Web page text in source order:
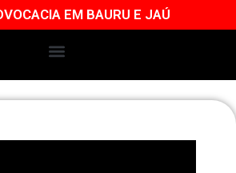
EM BAURU E JAÚ